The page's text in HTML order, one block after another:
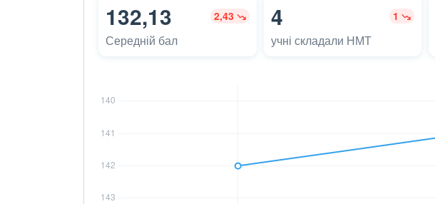
132,13 2,43
Середній бал
4 1
учні складали НМТ